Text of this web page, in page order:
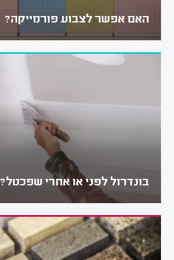
האם אפשר לצבוע פורמייקה?
בונדרול לפני או אחרי שפכטל?